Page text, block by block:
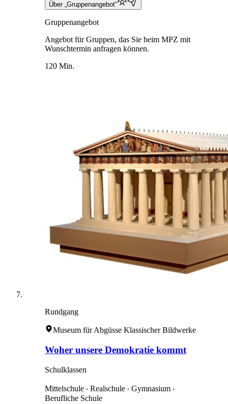
Über „Gruppenangebot“
Gruppenangebot
Angebot für Gruppen, das Sie beim MPZ mit
Wunschtermin anfragen können.
120 Min.
Rundgang
Museum für Abgüsse Klassischer Bildwerke
Woher unsere Demokratie kommt
Schulklassen
Mittelschule ‧ Realschule ‧ Gymnasium ‧
Berufliche Schule